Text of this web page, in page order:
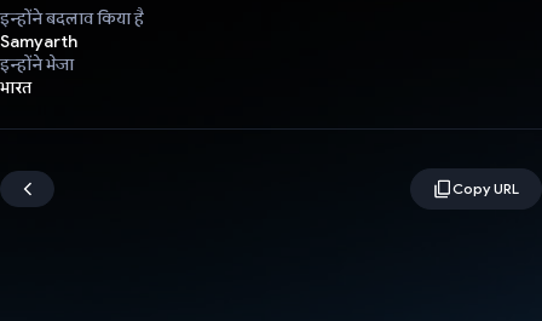
इन्होंने बदलाव किया है
Samyarth
इन्होंने भेजा
भारत